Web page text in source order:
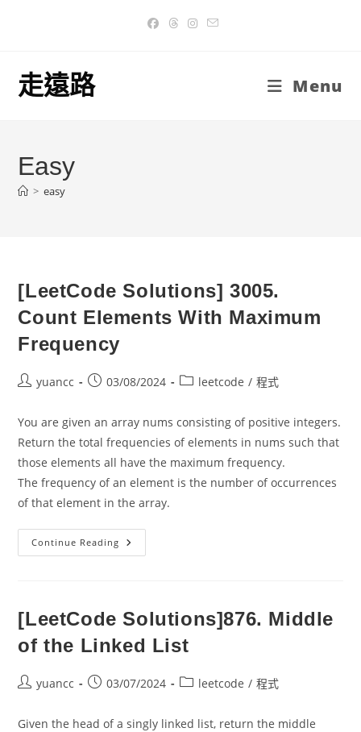
走遠路 Menu
Easy
> easy
[LeetCode Solutions] 3005.
Count Elements With Maximum
Frequency
Postyuancc
Post03/08/2024
Postleetcode / 程式
You are given an array nums consisting of positive integers.
Return the total frequencies of elements in nums such that
those elements all have the maximum frequency.
The frequency of an element is the number of occurrences
of that element in the array.
Continue Reading [LeetCode
Solutions]
Maximum
Frequency
[LeetCode Solutions]876. Middle
of the Linked List
Postyuancc
Post03/07/2024
Postleetcode / 程式
Given the head of a singly linked list, return the middle